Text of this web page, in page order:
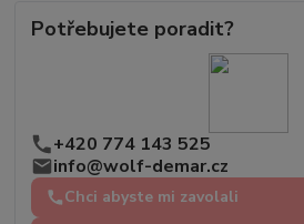
Potřebujete poradit?
+420 774 143 525
info@wolf-demar.cz
Chci abyste mi zavolali